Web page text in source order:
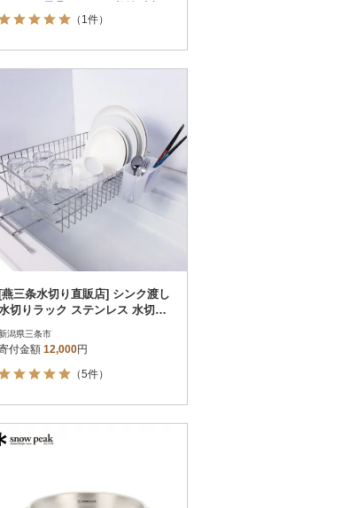
ッチン整理用品 新生活
（1件）
[燕三条水切り直販店] シンク渡し
切りラック ステンレス 水切り
潟県三条市
付金額 12,000円
（5件）